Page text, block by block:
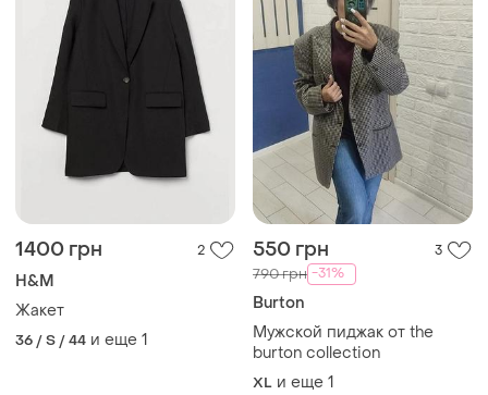
1400 грн 2
H&M
Жакет
36 / S / 44 и еще 1
550 грн 3
790 грн -31%
Burton
Мужской пиджак от the
burton collection
XL и еще 1